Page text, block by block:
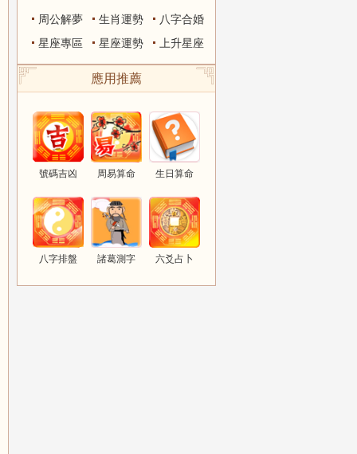
周公解夢 生肖運勢
八字合婚
星座專區
星座運勢 上升星座
應用推薦
號碼吉凶 周易算命 生日算命
八字排盤 諸葛測字 六爻占卜